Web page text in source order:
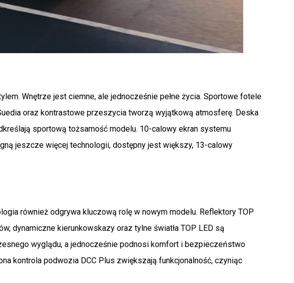
Wnętrze jest ciemne, ale jednocześnie pełne życia. Sportowe fotele
oraz kontrastowe przeszycia tworzą wyjątkową atmosferę. Deska
sportową tożsamość modelu. 10-calowy ekran systemu
jeszcze więcej technologii, dostępny jest większy, 13-calowy
również odgrywa kluczową rolę w nowym modelu. Reflektory TOP
dynamiczne kierunkowskazy oraz tylne światła TOP LED są
wyglądu, a jednocześnie podnosi komfort i bezpieczeństwo
kontrola podwozia DCC Plus zwiększają funkcjonalność, czyniąc